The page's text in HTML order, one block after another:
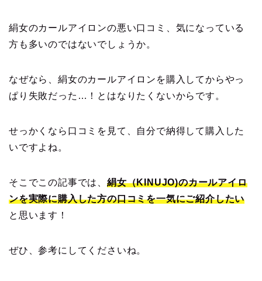
絹女のカールアイロンの悪い口コミ、気になっている
方も多いのではないでしょうか。
なぜなら、絹女のカールアイロンを購入してからやっ
ぱり失敗だった…！とはなりたくないからです。
せっかくなら口コミを見て、自分で納得して購入した
いですよね。
そこでこの記事では、 絹女（KINUJO)のカールアイロ
ンを実際に購入した方の口コミを一気にご紹介したい
と思います！
ぜひ、参考にしてくださいね。